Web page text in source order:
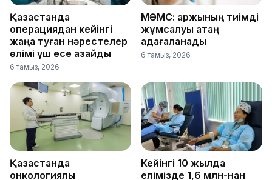
Қазақстанда
операциядан кейінгі
жаңа туған нәрестелер
өлімі үш есе азайды
6 тамыз, 2026
МӘМС: қаржының тиімді
жұмсалуы қатаң
қадағаланады
6 тамыз, 2026
Қазақстанда
онкологиялық
Кейінгі 10 жылда
елімізде 1,6 млн-нан